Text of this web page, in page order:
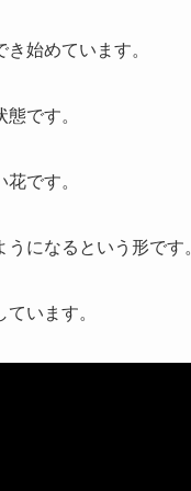
始めています。
です。
です。
になるという形です。
います。